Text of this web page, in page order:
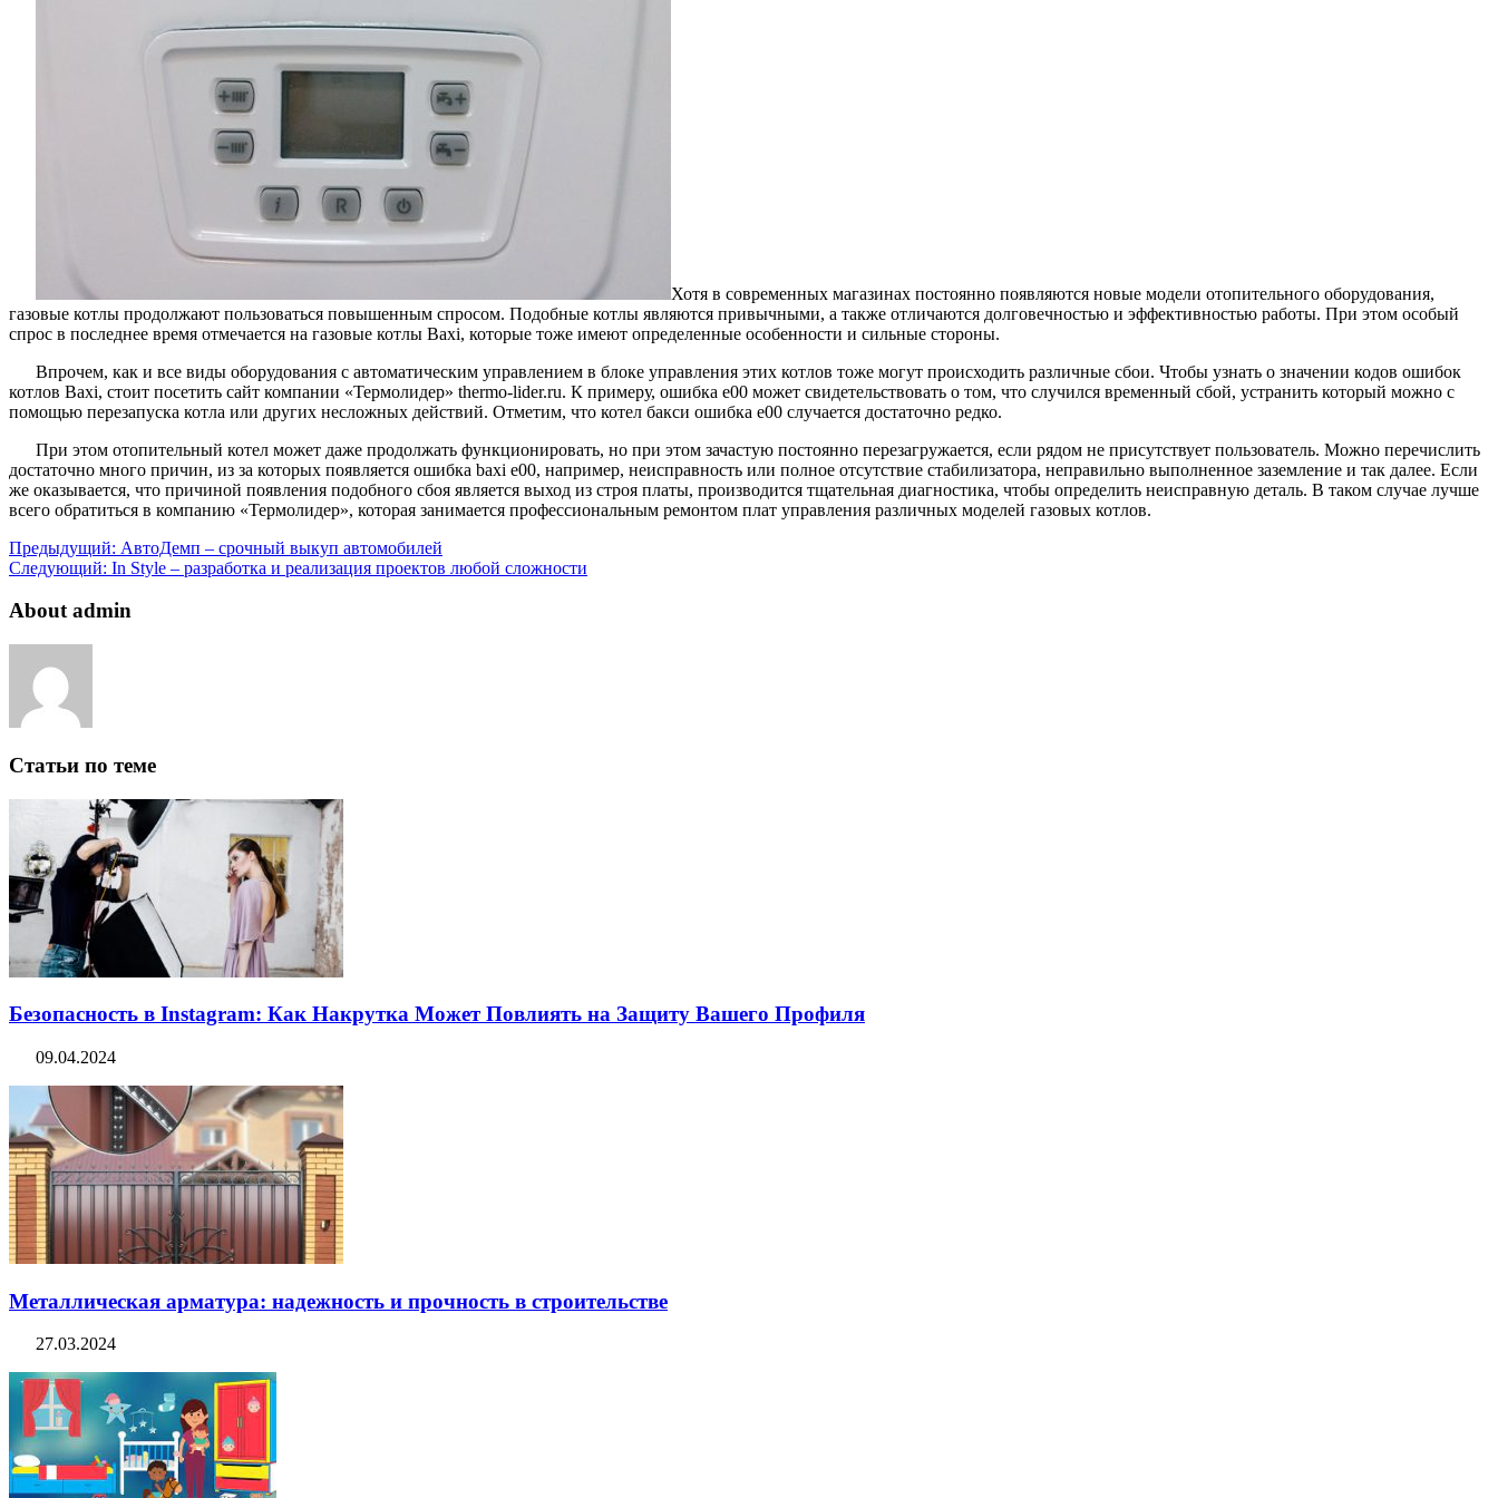
Хотя в современных магазинах постоянно появляются новые модели отопительного оборудования,
газовые котлы продолжают пользоваться повышенным спросом. Подобные котлы являются привычными, а также отличаются долговечностью и эффективностью работы. При этом особый
спрос в последнее время отмечается на газовые котлы Baxi, которые тоже имеют определенные особенности и сильные стороны.
Впрочем, как и все виды оборудования с автоматическим управлением в блоке управления этих котлов тоже могут происходить различные сбои. Чтобы узнать о значении кодов ошибок
котлов Baxi, стоит посетить сайт компании «Термолидер» thermo-lider.ru. К примеру, ошибка е00 может свидетельствовать о том, что случился временный сбой, устранить который можно с
помощью перезапуска котла или других несложных действий. Отметим, что котел бакси ошибка е00 случается достаточно редко.
При этом отопительный котел может даже продолжать функционировать, но при этом зачастую постоянно перезагружается, если рядом не присутствует пользователь. Можно перечислить
достаточно много причин, из за которых появляется ошибка baxi e00, например, неисправность или полное отсутствие стабилизатора, неправильно выполненное заземление и так далее. Если
же оказывается, что причиной появления подобного сбоя является выход из строя платы, производится тщательная диагностика, чтобы определить неисправную деталь. В таком случае лучше
всего обратиться в компанию «Термолидер», которая занимается профессиональным ремонтом плат управления различных моделей газовых котлов.
Предыдущий: АвтоДемп – срочный выкуп автомобилей
Следующий: In Style – разработка и реализация проектов любой сложности
About admin
Статьи по теме
Безопасность в Instagram: Как Накрутка Может Повлиять на Защиту Вашего Профиля
09.04.2024
Металлическая арматура: надежность и прочность в строительстве
27.03.2024